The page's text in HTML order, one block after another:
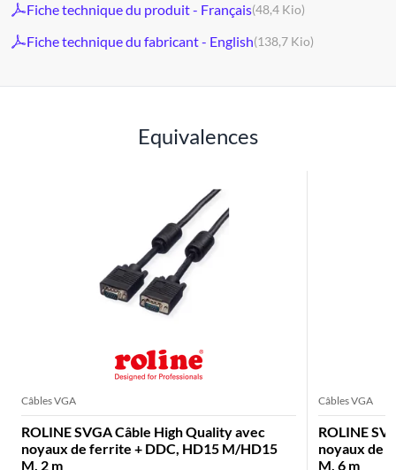
Fiche technique du produit - Français(48,4 Kio)
Fiche technique du fabricant - English(138,7 Kio)
Equivalences
Câbles VGA
ROLINE SVGA Câble High Quality avec
noyaux de ferrite + DDC, HD15 M/HD15
M, 2 m
Câbles VGA
ROLINE
noyaux de
M, 6 m